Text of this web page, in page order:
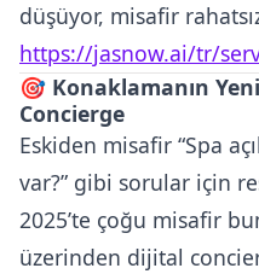
düşüyor, misafir
https://jasnow.ai/tr/
🎯 Konaklamanın
Concierge
Eskiden misafir “Spa
var?” gibi sorular için
2025’te çoğu misafir
üzerinden dijital